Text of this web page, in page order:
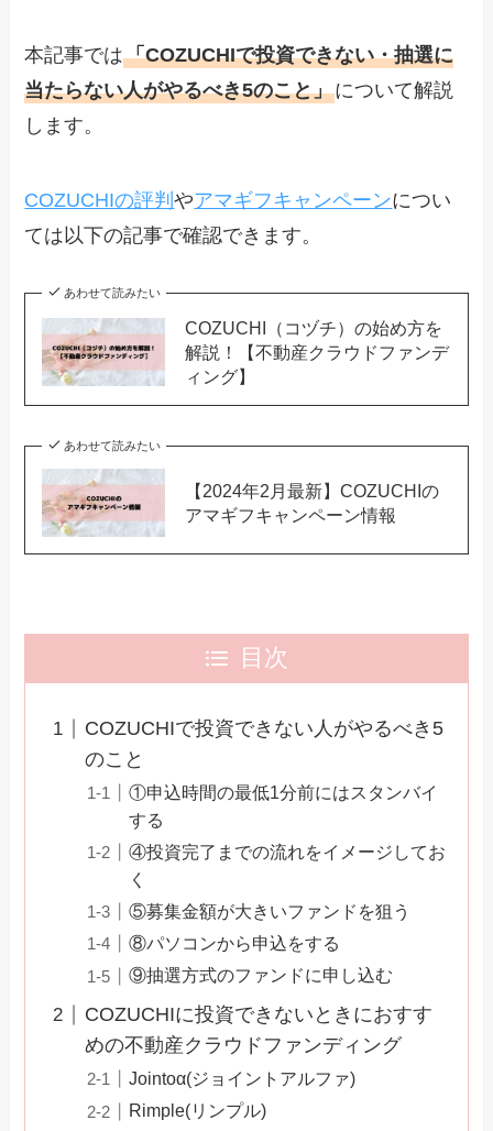
本記事では「COZUCHIで投資できない・抽選に
当たらない人がやるべき5のこと」について解説
します。
COZUCHIの評判やアマギフキャンペーンについ
ては以下の記事で確認できます。
あわせて読みたい
COZUCHI（コヅチ）の始め方を
解説！【不動産クラウドファンデ
ィング】
あわせて読みたい
【2024年2月最新】COZUCHIの
アマギフキャンペーン情報
目次
COZUCHIで投資できない人がやるべき5
のこと
①申込時間の最低1分前にはスタンバイ
する
④投資完了までの流れをイメージしてお
く
⑤募集金額が大きいファンドを狙う
⑧パソコンから申込をする
⑨抽選方式のファンドに申し込む
COZUCHIに投資できないときにおすす
めの不動産クラウドファンディング
Jointoα(ジョイントアルファ)
Rimple(リンプル)